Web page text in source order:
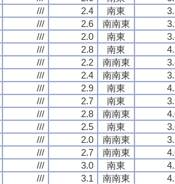
/// 2.4 南東
/// 2.6 南南東
/// 2.0 南東
/// 2.8 南東
/// 2.2 南南東
/// 2.4 南南東
/// 2.9 南東
/// 2.7 南東
/// 2.8 南南東
/// 2.5 南東
/// 2.0 南南東
/// 2.7 南南東
/// 3.0 南東
/// 3.1 南南東